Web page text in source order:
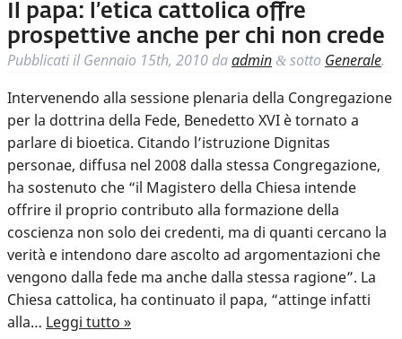
Il papa: l’etica cattolica offre
prospettive anche per chi non crede
Pubblicati ilGennaio 15th, 2010 daadmin & sotto Generale.
Intervenendo alla sessione plenaria della Congregazione
per la dottrina della Fede, Benedetto XVI è tornato a
parlare di bioetica. Citando l’istruzione Dignitas
personae, diffusa nel 2008 dalla stessa Congregazione,
ha sostenuto che “il Magistero della Chiesa intende
offrire il proprio contributo alla formazione della
coscienza non solo dei credenti, ma di quanti cercano la
verità e intendono dare ascolto ad argomentazioni che
vengono dalla fede ma anche dalla stessa ragione”. La
Chiesa cattolica, ha continuato il papa, “attinge infatti
alla… Leggi tutto »